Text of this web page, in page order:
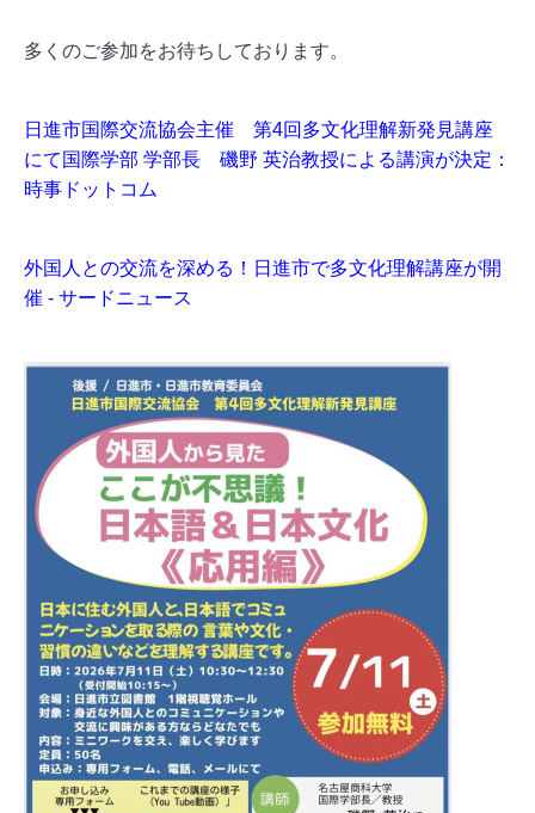
多くのご参加をお待ちしております。
日進市国際交流協会主催 第4回多文化理解新発見講座
にて国際学部 学部長 磯野 英治教授による講演が決定：
時事ドットコム
外国人との交流を深める！日進市で多文化理解講座が開
催 - サードニュース